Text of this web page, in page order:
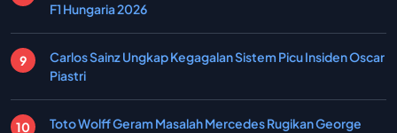
F1 Hungaria 2026
Carlos Sainz Ungkap Kegagalan Sistem Picu Insiden Oscar
Piastri
Toto Wolff Geram Masalah Mercedes Rugikan George